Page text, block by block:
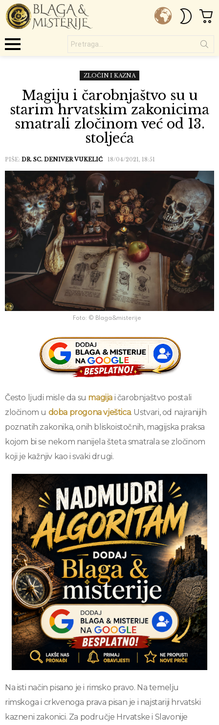
SKIN
ZLOČIN I KAZNA
Magiju i čarobnjaštvo su u
starim hrvatskim zakonicima
smatrali zločinom već od 13.
stoljeća
PIŠE: DR. SC. DENIVER VUKELIĆ 18/04/2021, 18:51
Foto: © Blaga&misterije
Često ljudi misle da su magija i čarobnjaštvo postali
zločinom u doba progona vještica. Ustvari, od najranijih
poznatih zakonika, onih bliskoistočnih, magijska praksa
kojom bi se nekom nanijela šteta smatrala se zločinom
koji je kažnjiv kao i svaki drugi.
Na isti način pisano je i rimsko pravo. Na temelju
rimskoga i crkvenoga prava pisan je i najstariji hrvatski
kazneni zakonici. Za područje Hrvatske i Slavonije